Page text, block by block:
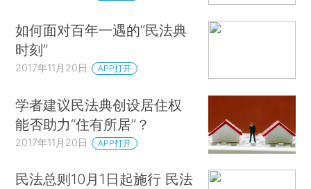
如何面对百年一遇的“民法典
时刻”
2017年11月20日 APP打开
学者建议民法典创设居住权
能否助力“住有所居”？
2017年11月20日 APP打开
民法总则10月1日起施行 民法